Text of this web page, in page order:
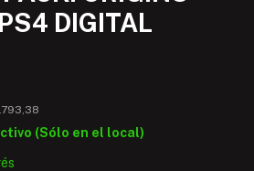
DIGITAL
(Sólo en el local)